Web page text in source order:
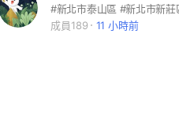
#新北市泰山區 #新北市新莊
成員189
11 小時前